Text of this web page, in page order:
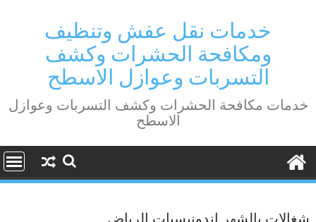
خدمات نقل عفش وتنظيف
ومكافحة الحشرات وكشف
التسربات وعوازل الاسطح
خدمات مكافحة الحشرات وكشف التسربات وعوازل
الاسطح
شغالات بالشهر اندونيسيات الرياض